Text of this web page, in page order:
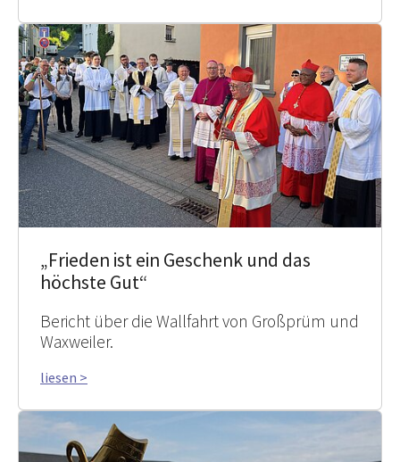
„Frieden ist ein Geschenk und das
höchste Gut“
Bericht über die Wallfahrt von Großprüm und
Waxweiler.
liesen >